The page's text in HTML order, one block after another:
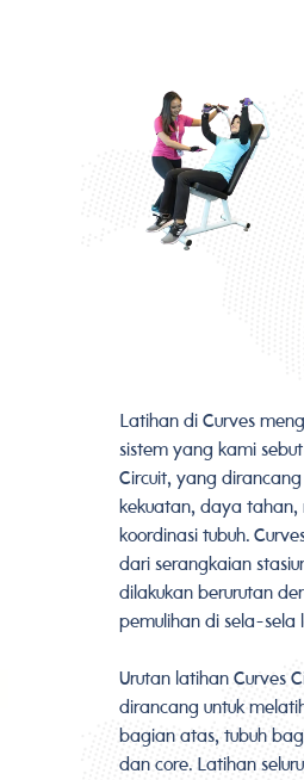
Latihan di Curves
sistem yang kami
Circuit, yang
kekuatan, daya tahan,
koordinasi tubuh.
dari serangkaian
dilakukan berurutan
pemulihan di sela-sela
Urutan latihan Curves
dirancang untuk
bagian atas, tubuh
dan core. Latihan